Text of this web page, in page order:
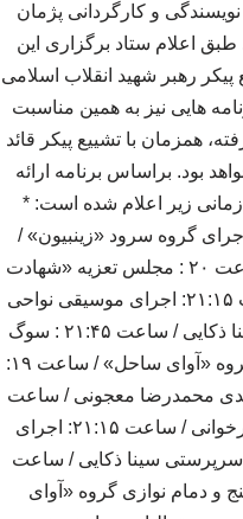
و کارگردانی پژمان
اعلام ستاد برگزاری این
رهبر شهید انقلاب اسلامی
هایی نیز به همین مناسبت
همزمان با تشییع پیکر قائد
شب در این شهر نیز برپا خواهد بود. براساس برنامه ارائه
زیر اعلام شده است: *
تیر ساعت ۱۸:۴۵: مراسم سنج و دمام نوازی گروه «آوای ساحل» / ساعت ۱۹: اجرای گروه سرود «زینبیون» /
ساعت ۱۹:۲۰: مجلس پرده خوانی «ورود امام به کربلا» با هنرمندی محمدرضا معجونی / ساعت ۲۰ : مجلس تعزیه «شهادت
حضرت ابوالفضل(ع)» به سرپرستی حسین زمانی از قزوین/ ساعت ۲۱: شعرخوانی / ساعت ۲۱:۱۵: اجرای موسیقی نواحی
«چوپانی خوانی – مازندران» / ساعت ۲۱:۳۰: اجرای ارکستر سازهای بادی به سرپرستی سینا ذکایی / ساعت ۲۱:۴۵ : سوگ
خوانی هنرمندان موسیقی ایران. * دوشنبه ۸ تیر ساعت ۱۸:۴۵: مراسم سنج و دمام نوازی گروه «آوای ساحل» / ساعت ۱۹:
قین» با هنرمندی محمدرضا معجونی / ساعت
۲۰: مجلس تعزیه «شهادت مسلم» به سرپرستی علی عزیزی از گرمسار / ساعت ۲۱: شعرخوانی / ساعت ۲۱:۱۵: اجرای
سازهای بادی به سرپرستی سینا ذکایی / ساعت
ایران. * سه شنبه ۹ تیر ساعت ۱۸:۴۵: مراسم سنج و دمام نوازی گروه «آوای